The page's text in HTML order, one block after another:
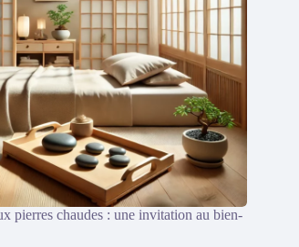
pierres chaudes : une invitation au bien-